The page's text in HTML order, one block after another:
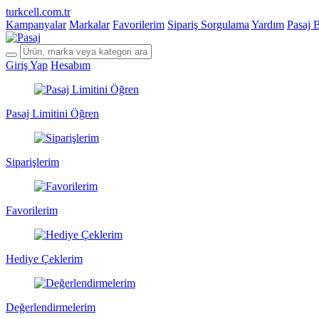
turkcell.com.tr
Kampanyalar Markalar Favorilerim Sipariş Sorgulama Yardım Pasaj
Giriş Yap Hesabım
Pasaj Limitini Öğren
Siparişlerim
Favorilerim
Hediye Çeklerim
Değerlendirmelerim